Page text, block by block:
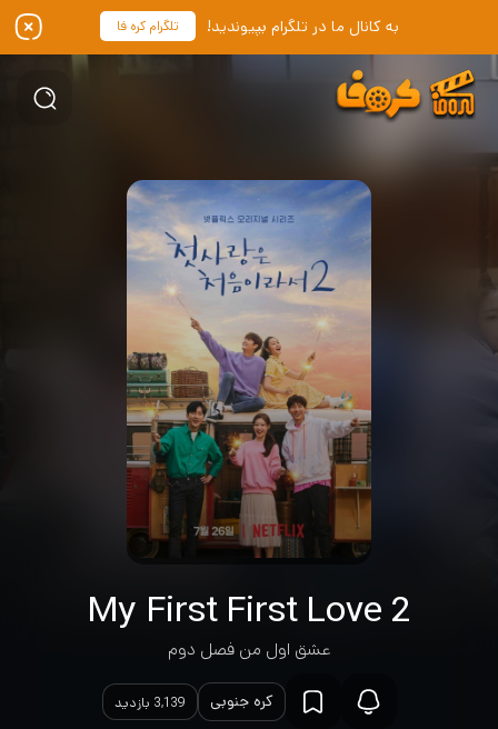
به کانال ما در تلگرام بپیوندید! تلگرام کره فا
My First First Love 2
عشق اول من فصل دوم
کره جنوبی 3,139 بازدید